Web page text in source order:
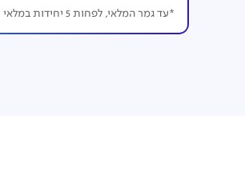
*עד גמר המלאי, לפחות 5 יחידות במלאי